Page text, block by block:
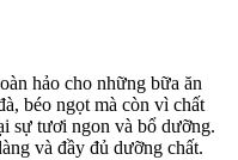
hảo cho những bữa ăn
béo ngọt mà còn vì chất
sự tươi ngon và bổ dưỡng.
và đầy đủ dưỡng chất.